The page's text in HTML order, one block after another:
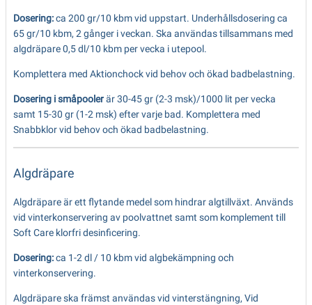
Dosering:ca 200 gr/10 kbm vid uppstart. Underhållsdosering ca
65 gr/10 kbm, 2 gånger i veckan. Ska användas tillsammans med
algdräpare 0,5 dl/10 kbm per vecka i utepool.
Komplettera med Aktionchock vid behov och ökad badbelastning.
Dosering i småpoolerär 30-45 gr (2-3 msk)/1000 lit per vecka
samt 15-30 gr (1-2 msk) efter varje bad. Komplettera med
Snabbklor vid behov och ökad badbelastning.
Algdräpare
Algdräpare är ett flytande medel som hindrar algtillväxt. Används
vid vinterkonservering av poolvattnet samt som komplement till
Soft Care klorfri desinficering.
Dosering:ca 1-2 dl / 10 kbm vid algbekämpning och
vinterkonservering.
Algdräpare ska främst användas vid vinterstängning, Vid